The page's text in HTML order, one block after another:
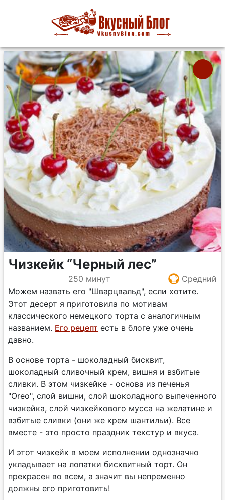
Чизкейк “Черный лес”
250 минут
Средний
Можем назвать его "Шварцвальд", если хотите.
Этот десерт я приготовила по мотивам
классического немецкого торта с аналогичным
названием. Его рецепт есть в блоге уже очень
давно.
В основе торта - шоколадный бисквит,
шоколадный сливочный крем, вишня и взбитые
сливки. В этом чизкейке - основа из печенья
"Oreo", слой вишни, слой шоколадного выпеченного
чизкейка, слой чизкейкового мусса на желатине и
взбитые сливки (они же крем шантильи). Все
вместе - это просто праздник текстур и вкуса.
И этот чизкейк в моем исполнении однозначно
укладывает на лопатки бисквитный торт. Он
прекрасен во всем, а значит вы непременно
должны его приготовить!